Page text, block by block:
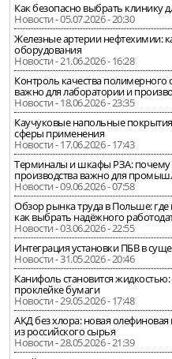
Как безопасно выбрать клинику
Новости - 05.07.2026 - 20:30
Железные артерии нефтехимии:
оборудования
Новости - 21.06.2026 - 16:28
Контроль качества
важно для лаборатории и
Новости - 18.06.2026 - 23:35
Каучуковые напольные
сферы применения
Новости - 17.06.2026 - 17:43
Терминалы и шкафы РЗА: почему
производства важно для
Новости - 09.06.2026 - 07:58
Обзор рынка труда в Польше: где
как выбрать надёжного
Новости - 03.06.2026 - 22:55
Интеграция установки ПБВ в
Новости - 31.05.2026 - 20:46
Канифоль становится
проклейке бумаги
Новости - 29.05.2026 - 17:48
АКД без хлора: новая
из российского сырья
Новости - 28.05.2026 - 21:39